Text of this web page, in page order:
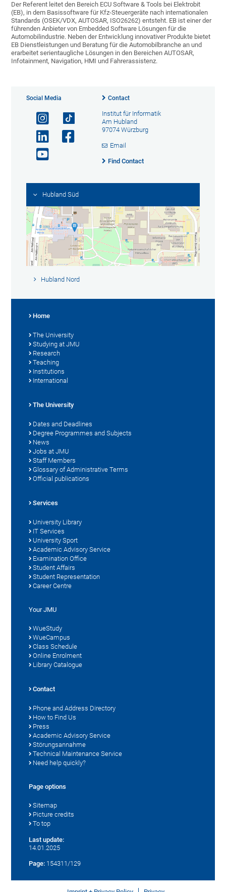
Der Referent leitet den Bereich ECU Software & Tools bei Elektrobit
(EB), in dem Basissoftware für Kfz-Steuergeräte nach internationalen
Standards (OSEK/VDX, AUTOSAR, ISO26262) entsteht. EB ist einer der
führenden Anbieter von Embedded Software Lösungen für die
Automobilindustrie. Neben der Entwicklung innovativer Produkte bietet
EB Dienstleistungen und Beratung für die Automobilbranche an und
erarbeitet serientaugliche Lösungen in den Bereichen AUTOSAR,
Infotainment, Navigation, HMI und Fahrerassistenz.
Social Media Contact
Institut für Informatik
Am Hubland
97074 Würzburg
Email
Find Contact
Hubland Süd
Hubland Nord
Home
The University
Studying at JMU
Research
Teaching
Institutions
International
The University
Dates and Deadlines
Degree Programmes and Subjects
News
Jobs at JMU
Staff Members
Glossary of Administrative Terms
Official publications
Services
University Library
IT Services
University Sport
Academic Advisory Service
Examination Office
Student Affairs
Student Representation
Career Centre
Your JMU
WueStudy
WueCampus
Class Schedule
Online Enrolment
Library Catalogue
Contact
Phone and Address Directory
How to Find Us
Press
Academic Advisory Service
Störungsannahme
Technical Maintenance Service
Need help quickly?
Page options
Sitemap
Picture credits
To top
Last update:
14.01.2025
Page: 154311/129